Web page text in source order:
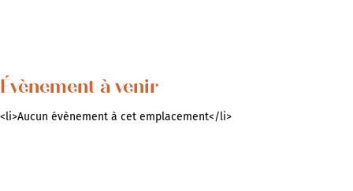
Évènement à venir
<li>Aucun évènement à cet emplacement</li>